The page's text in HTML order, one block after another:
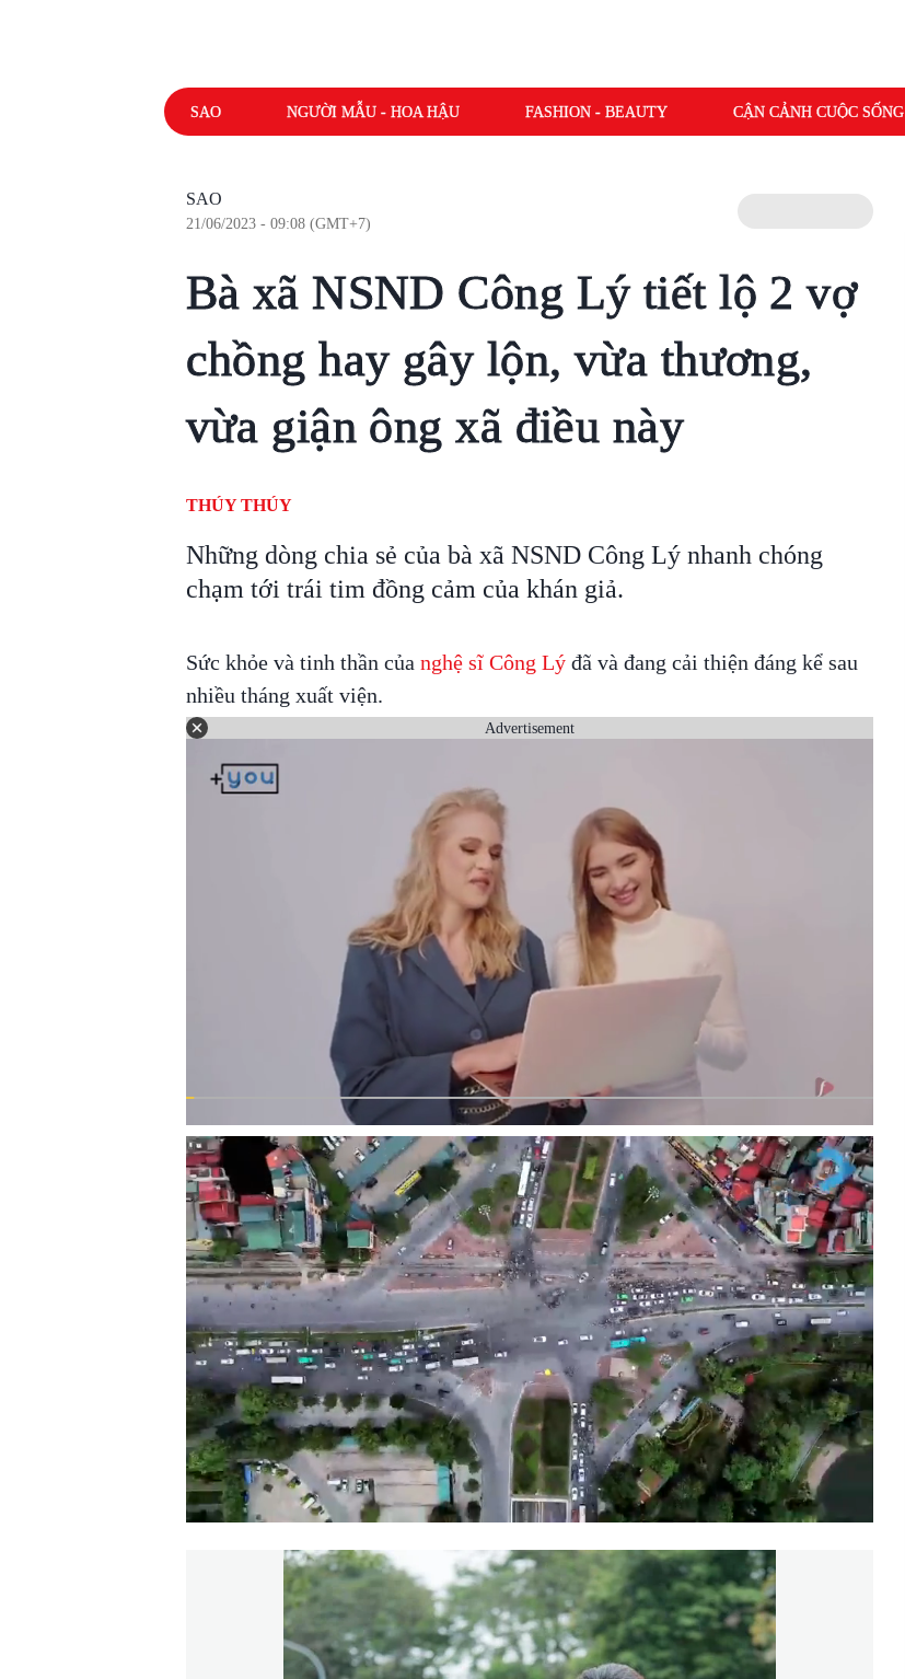
SAO NGƯỜI MẪU - HOA HẬU FASHION - BEAUTY CẬN CẢNH CUỘC SỐNG
SAO
21/06/2023 - 09:08 (GMT+7)
Bà xã NSND Công Lý tiết lộ 2 vợ
chồng hay gây lộn, vừa thương,
vừa giận ông xã điều này
THÚY THÚY
Những dòng chia sẻ của bà xã NSND Công Lý nhanh chóng
chạm tới trái tim đồng cảm của khán giả.
Sức khỏe và tinh thần của nghệ sĩ Công Lý đã và đang cải thiện đáng kể sau
nhiều tháng xuất viện.
Advertisement